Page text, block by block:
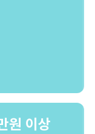
원 이상